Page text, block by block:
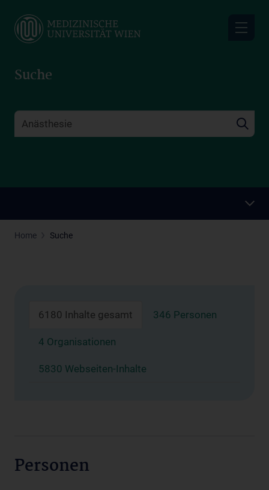
main
Suche
Home Suche
6180 Inhalte gesamt 346 Personen
4 Organisationen
5830 Webseiten-Inhalte
Personen